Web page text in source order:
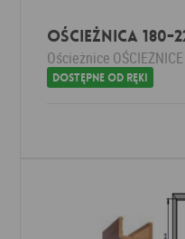
Ościeżnica 180-
Ościeżnice OŚCIEŻNICE
Dostępne od ręki